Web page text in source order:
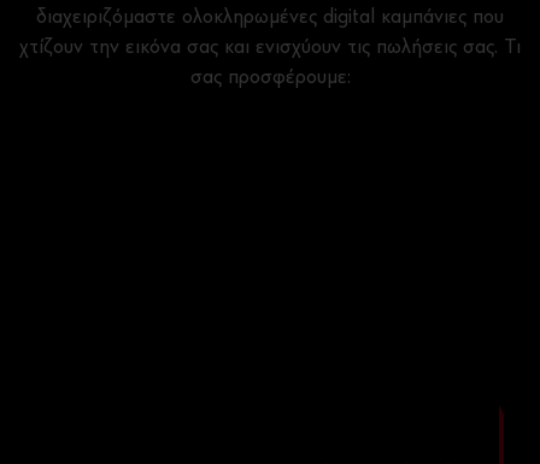
διαχειριζόμαστε ολοκληρωμένες digital καμπάνιες που
χτίζουν την εικόνα σας και ενισχύουν τις πωλήσεις σας. Τι
σας προσφέρουμε: